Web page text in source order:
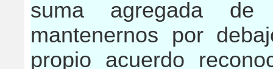
suma agregada
mantenernos por
propio acuerdo